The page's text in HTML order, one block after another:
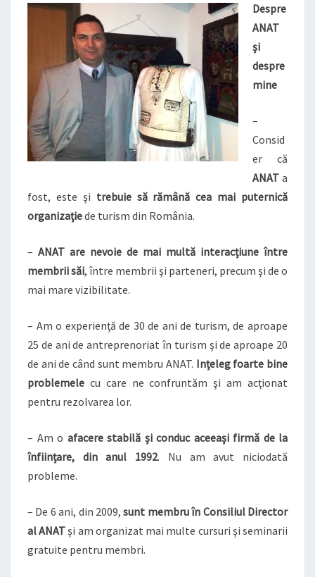
Despre
ANAT
şi
despre
mine
–
Consid
er că
ANAT a
fost, este şi trebuie să rămână cea mai puternică
organizaţiede turism din România.
– ANAT are nevoie de mai multă interacţiune între
membrii săi, între membrii şi parteneri, precum şi de o
mai mare vizibilitate.
– Am o experienţă de 30 de ani de turism, de aproape
25 de ani de antreprenoriat în turism şi de aproape 20
de ani de când sunt membru ANAT. Inţeleg foarte bine
problemele cu care ne confruntăm şi am acţionat
pentru rezolvarea lor.
– Am o afacere stabilă şi conduc aceeaşi firmă de la
înfiinţare, din anul 1992. Nu am avut niciodată
probleme.
– De 6 ani, din 2009,sunt membru în Consiliul Director
al ANATşi am organizat mai multe cursuri şi seminarii
gratuite pentru membri.